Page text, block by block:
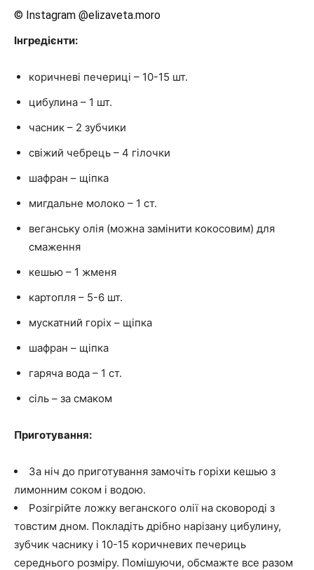
© Instagram @elizaveta.moro
Інгредієнти:
коричневі печериці – 10-15 шт.
цибулина – 1 шт.
часник – 2 зубчики
свіжий чебрець – 4 гілочки
шафран – щіпка
мигдальне молоко – 1 ст.
веганську олія (можна замінити кокосовим) для
смаження
кешью – 1 жменя
картопля – 5-6 шт.
мускатний горіх – щіпка
шафран – щіпка
гаряча вода – 1 ст.
сіль – за смаком
Приготування:
За ніч до приготування замочіть горіхи кешью з
лимонним соком і водою.
Розігрійте ложку веганского олії на сковороді з
товстим дном. Покладіть дрібно нарізану цибулину,
зубчик часнику і 10-15 коричневих печериць
середнього розміру. Помішуючи, обсмажте все разом